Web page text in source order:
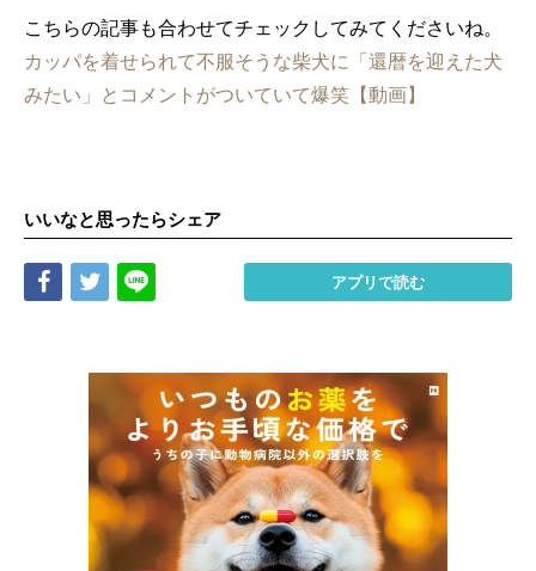
こちらの記事も合わせてチェックしてみてくださいね。
カッパを着せられて不服そうな柴犬に「還暦を迎えた犬
みたい」とコメントがついていて爆笑【動画】
いいなと思ったらシェア
Share Tweet アプリで読む